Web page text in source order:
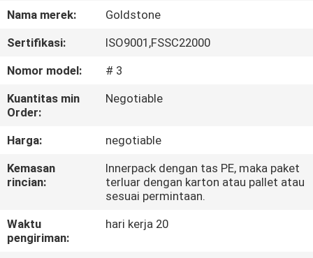
TENTANG
TUR
PABRIK
KONTROL
KUALITAS
KAMI
Nama merek:
Goldstone
Sertifikasi:
ISO9001,FSSC22000
Nomor model:
# 3
Kuantitas min
Order:
Negotiable
Harga:
negotiable
Kemasan
rincian:
Innerpack dengan tas PE, maka paket
terluar dengan karton atau pallet atau
sesuai permintaan.
Waktu
pengiriman:
hari kerja 20